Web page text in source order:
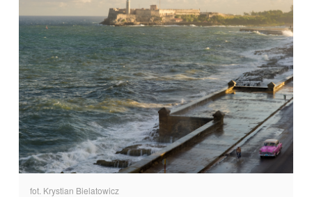
fot. Krystian Bielatowicz